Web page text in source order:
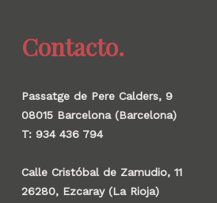
Contacto.
Passatge de Pere Calders, 9
08015 Barcelona (Barcelona)
T: 934 436 794
Calle Cristóbal de Zamudio, 11
26280, Ezcaray (La Rioja)